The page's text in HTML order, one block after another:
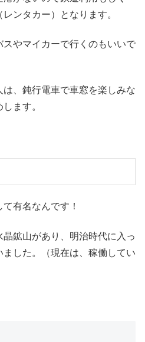
ンタカー）となります。
やマイカーで行くのもいいで
、鈍行電車で車窓を楽しみな
ます。
有名なんです！
鉱山があり、明治時代に入っ
した。（現在は、稼働してい